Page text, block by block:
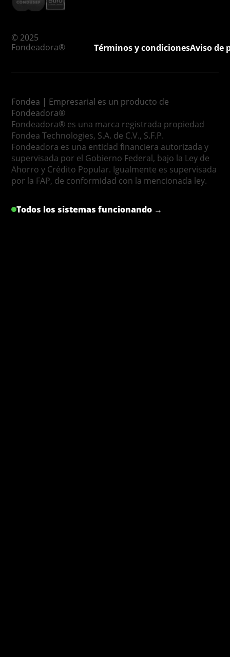
© 2025
Fondeadora®
Términos y condicionesAviso de
Fondea | Empresarial es un producto de
Fondeadora®
Fondeadora® es una marca registrada propiedad
Fondea Technologies, S.A. de C.V., S.F.P.
Fondeadora es una entidad financiera autorizada y
supervisada por el Gobierno Federal, bajo la Ley de
Ahorro y Crédito Popular. Igualmente es supervisada
por la FAP, de conformidad con la mencionada ley.
Todos los sistemas funcionando →